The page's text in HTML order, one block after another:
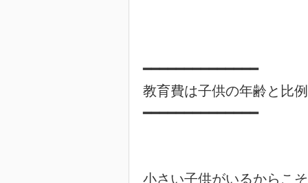
━━━━━━━━━━━━━━
教育費は子供の年齢と比
━━━━━━━━━━━━━━
小さい子供がいるからこそ